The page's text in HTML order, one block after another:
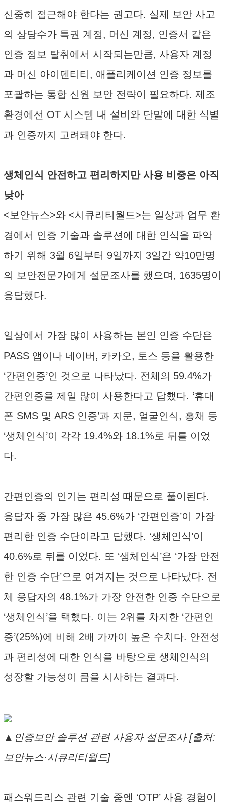
신중히 접근해야 한다는 권고다. 실제 보안 사고
의 상당수가 특권 계정, 머신 계정, 인증서 같은
인증 정보 탈취에서 시작되는만큼, 사용자 계정
과 머신 아이덴티티, 애플리케이션 인증 정보를
포괄하는 통합 신원 보안 전략이 필요하다. 제조
환경에선 OT 시스템 내 설비와 단말에 대한 식별
과 인증까지 고려돼야 한다.
생체인식 안전하고 편리하지만 사용 비중은 아직
낮아
<보안뉴스>와 <시큐리티월드>는 일상과 업무 환
경에서 인증 기술과 솔루션에 대한 인식을 파악
하기 위해 3월 6일부터 9일까지 3일간 약10만명
의 보안전문가에게 설문조사를 했으며, 1635명이
응답했다.
일상에서 가장 많이 사용하는 본인 인증 수단은
PASS 앱이나 네이버, 카카오, 토스 등을 활용한
‘간편인증’인 것으로 나타났다. 전체의 59.4%가
간편인증을 제일 많이 사용한다고 답했다. ‘휴대
폰 SMS 및 ARS 인증’과 지문, 얼굴인식, 홍채 등
‘생체인식’이 각각 19.4%와 18.1%로 뒤를 이었
다.
간편인증의 인기는 편리성 때문으로 풀이된다.
응답자 중 가장 많은 45.6%가 ‘간편인증’이 가장
편리한 인증 수단이라고 답했다. ‘생체인식’이
40.6%로 뒤를 이었다. 또 ‘생체인식’은 ‘가장 안전
한 인증 수단’으로 여겨지는 것으로 나타났다. 전
체 응답자의 48.1%가 가장 안전한 인증 수단으로
‘생체인식’을 택했다. 이는 2위를 차지한 ‘간편인
증’(25%)에 비해 2배 가까이 높은 수치다. 안전성
과 편리성에 대한 인식을 바탕으로 생체인식의
성장할 가능성이 큼을 시사하는 결과다.
▲인증보안 솔루션 관련 사용자 설문조사 [출처:
보안뉴스·시큐리티월드]
패스워드리스 관련 기술 중엔 ‘OTP’ 사용 경험이